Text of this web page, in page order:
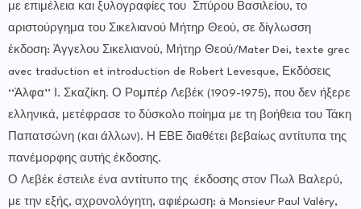
με επιμέλεια και ξυλογραφίες του Σπύρου Βασιλείου, το
αριστούργημα του Σικελιανού Μήτηρ Θεού, σε δίγλωσση
έκδοση: Άγγελου Σικελιανού, Μήτηρ Θεού/Mater Dei, texte grec
avec traduction et introduction de Robert Levesque, Εκδόσεις
‘‘Άλφα’’ Ι. Σκαζίκη. Ο Ρομπέρ Λεβέκ (1909-1975), που δεν ήξερε
ελληνικά, μετέφρασε το δύσκολο ποίημα με τη βοήθεια του Τάκη
Παπατσώνη (και άλλων). Η ΕΒΕ διαθέτει βεβαίως αντίτυπα της
πανέμορφης αυτής έκδοσης.
Ο Λεβέκ έστειλε ένα αντίτυπο της έκδοσης στον Πωλ Βαλερύ,
με την εξής, αχρονολόγητη, αφιέρωση: à Monsieur Paul Valéry,